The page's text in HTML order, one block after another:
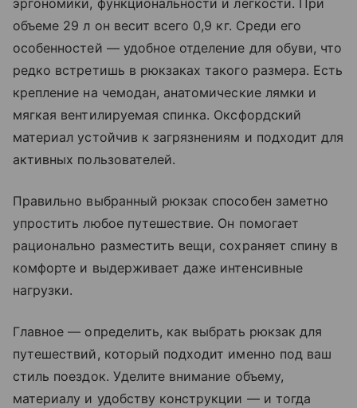
эргономики, функциональности и легкости. При
объеме 29 л он весит всего 0,9 кг. Среди его
особенностей — удобное отделение для обуви, что
редко встретишь в рюкзаках такого размера. Есть
крепление на чемодан, анатомические лямки и
мягкая вентилируемая спинка. Оксфордский
материал устойчив к загрязнениям и подходит для
активных пользователей.
Правильно выбранный рюкзак способен заметно
упростить любое путешествие. Он помогает
рационально разместить вещи, сохраняет спину в
комфорте и выдерживает даже интенсивные
нагрузки.
Главное — определить, как выбрать рюкзак для
путешествий, который подходит именно под ваш
стиль поездок. Уделите внимание объему,
материалу и удобству конструкции — и тогда